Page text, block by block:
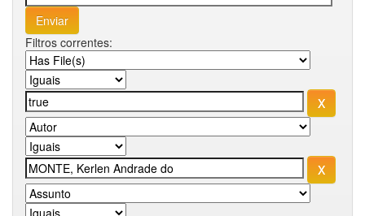
Filtros correntes: